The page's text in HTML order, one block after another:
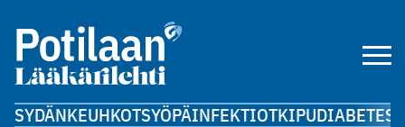
SYDÄNKEUHKOTSYÖPÄINFEKTIOTKIPUDIABETES